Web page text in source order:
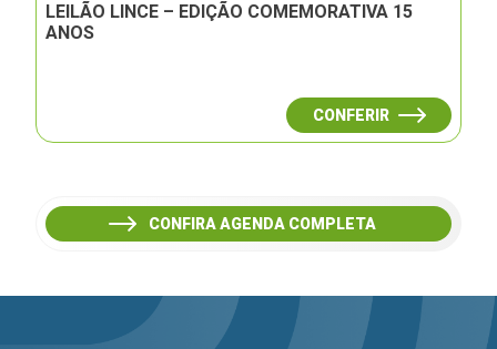
LEILÃO LINCE – EDIÇÃO COMEMORATIVA 15
ANOS
CONFERIR
CONFIRA AGENDA COMPLETA